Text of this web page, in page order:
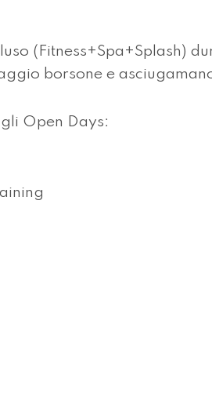
(Fitness+Spa+Splash)
borsone e
Open Days: